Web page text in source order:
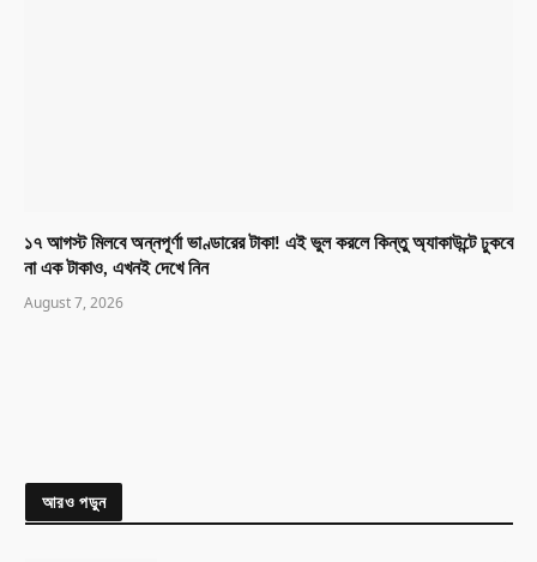
১৭ আগস্ট মিলবে অন্নপূর্ণা ভাণ্ডারের টাকা! এই ভুল করলে কিন্তু অ্যাকাউন্টে ঢুকবে
না এক টাকাও, এখনই দেখে নিন
August 7, 2026
আরও পড়ুন